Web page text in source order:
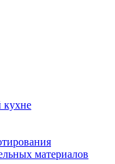
кухне
материалов